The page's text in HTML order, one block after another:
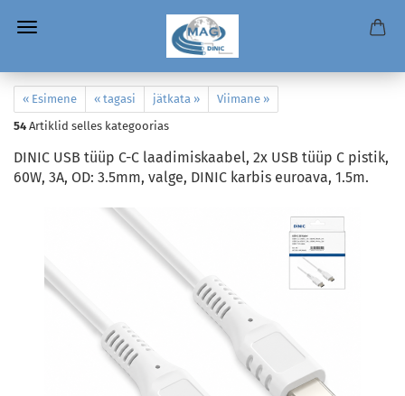
« Esimene « tagasi jätkata »
Viimane »
54 Artiklid selles kategoorias
DINIC USB tüüp C-C laadimiskaabel, 2x USB tüüp C pistik,
60W, 3A, OD: 3.5mm, valge, DINIC karbis euroava, 1.5m.